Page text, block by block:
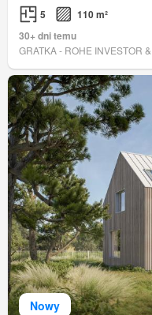
5
110 m²
30+ dni temu
GRATKA - ROHE INVESTOR
Nowy